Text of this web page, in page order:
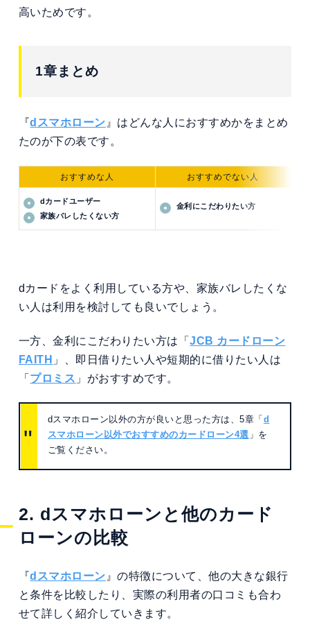
高いためです。
1章まとめ
『dスマホローン 』はどんな人におすすめかをまとめ
たのが下の表です。
おすすめな人 おすすめでない人
dカードユーザー
家族バレしたくない方
金利にこだわりたい方
dカードをよく利用している方や、家族バレしたくな
い人は利用を検討しても良いでしょう。
一方、金利にこだわりたい方は「JCB カードローン
FAITH 」、即日借りたい人や短期的に借りたい人は
「 プロミス 」がおすすめです。
dスマホローン以外の方が良いと思った方は、5章「 d
スマホローン以外でおすすめのカードローン4選 」を
ご覧ください。
2. dスマホローンと他のカード
ローンの比較
『dスマホローン 』の特徴について、他の大きな銀行
と条件を比較したり、実際の利用者の口コミも合わ
せて詳しく紹介していきます。